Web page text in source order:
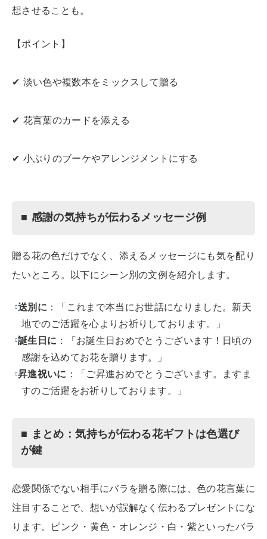
想させることも。
【ポイント】
✔ 淡い色や複数本をミックスして贈る
✔ 花言葉のカードを添える
✔ 小ぶりのブーケやアレンジメントにする
■ 感謝の気持ちが伝わるメッセージ例
贈る花の色だけでなく、添えるメッセージにも気を配り
たいところ。以下にシーン別の文例を紹介します。
送別に ：「これまで本当にお世話になりました。新天
地でのご活躍を心よりお祈りしております。」
誕生日に ：「お誕生日おめでとうございます！日頃の
感謝を込めてお花を贈ります。」
昇進祝いに ：「ご昇進おめでとうございます。ますま
すのご活躍をお祈りしております。」
■ まとめ：気持ちが伝わる花ギフトは色選び
が鍵
恋愛関係でない相手にバラを贈る際には、色の花言葉に
注目することで、想いが誤解なく伝わるプレゼントにな
ります。ピンク・黄色・オレンジ・白・紫といったバラ